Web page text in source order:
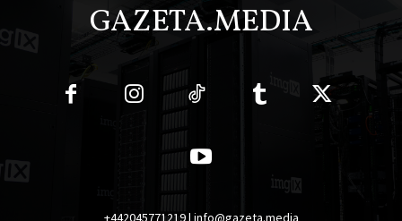
GAZETA.MEDIA
+442045771219 | info@gazeta.media